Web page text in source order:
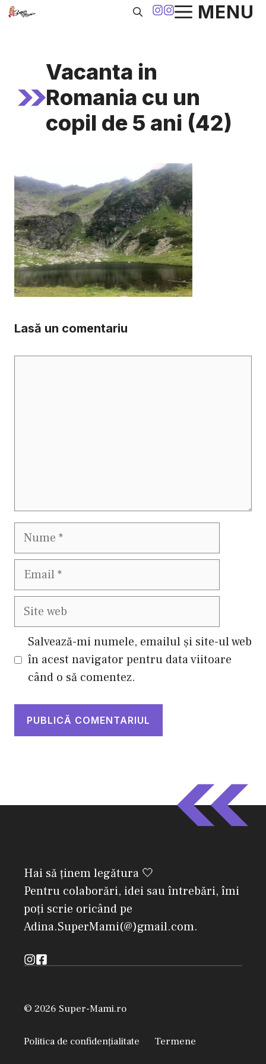
Sari
MENU
Vacanta in
Romania cu un
copil de 5 ani (42)
Lasă un comentariu
Nume
Email
Site
Salvează-mi numele, emailul și site-ul web
în acest navigator pentru data viitoare
când o să comentez.
Hai să ținem legătura 🤍
Pentru colaborări, idei sau întrebări, îmi
poți scrie oricând pe
Adina.SuperMami(@)gmail.com.
© 2026 Super-Mami.ro
Politica de confidențialitate Termene